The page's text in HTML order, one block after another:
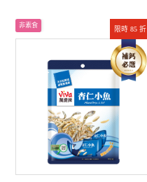
限時 85 折
非素食